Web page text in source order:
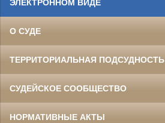
ЭЛЕКТРОННОМ ВИДЕ
О СУДЕ
ТЕРРИТОРИАЛЬНАЯ ПОДСУДНОСТЬ
СУДЕЙСКОЕ СООБЩЕСТВО
НОРМАТИВНЫЕ АКТЫ